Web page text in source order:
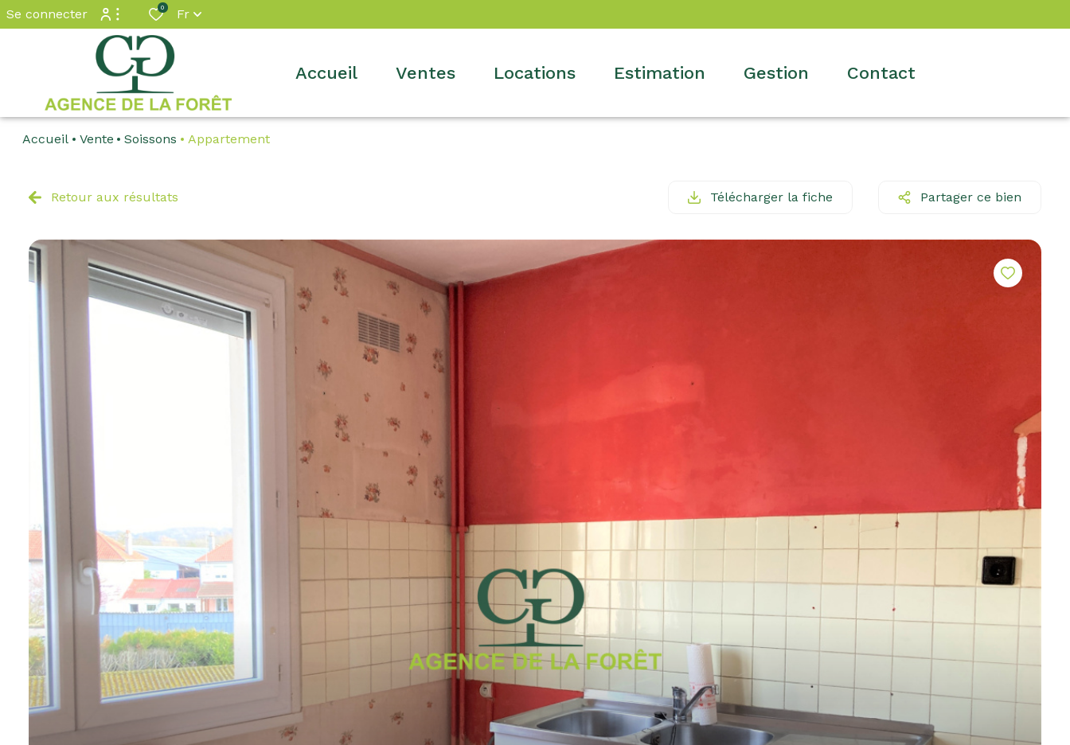
Se connecter
Espace propriétaire
Accès extranet
0 Fr
accueil ventes locations estimation gestion contact
Accueil Vente Soissons Appartement
Retour aux résultats Télécharger la fiche Partager ce bien